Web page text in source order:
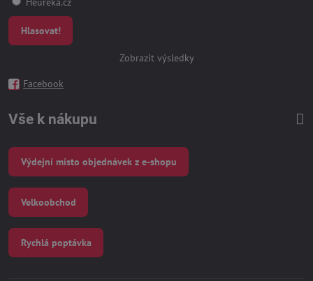
Hlasovat!
Zobrazit výsledky
Facebook
Vše k nákupu
Výdejní místo objednávek z e-shopu
Velkoobchod
Rychlá poptávka